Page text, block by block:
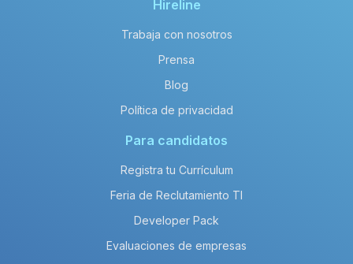
Hireline
Trabaja con nosotros
Prensa
Blog
Política de privacidad
Para candidatos
Registra tu Currículum
Feria de Reclutamiento TI
Developer Pack
Evaluaciones de empresas